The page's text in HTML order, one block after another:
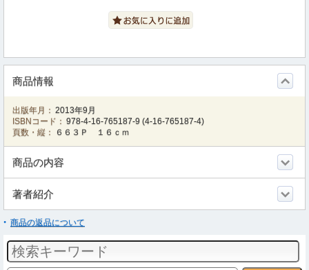
商品情報
出版年月： 2013年9月
ISBNコード： 978-4-16-765187-9 (4-16-765187-4)
頁数・縦：
６６３Ｐ １６ｃｍ
商品の内容
著者紹介
商品の返品について